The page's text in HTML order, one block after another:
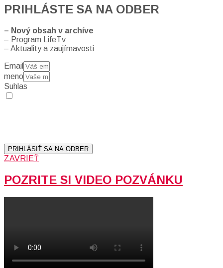
PRIHLÁSTE SA NA ODBER
– Nový obsah v archíve
– Program LifeTv
– Aktuality a zaujímavosti
Email
meno
Suhlas
PRIHLÁSIŤ SA NA ODBER
ZAVRIEŤ
POZRITE SI VIDEO POZVÁNKU